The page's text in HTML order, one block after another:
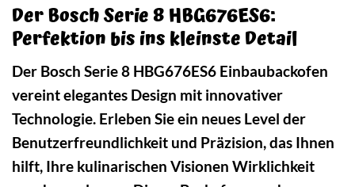
Der Bosch Serie 8 HBG676ES6:
Perfektion bis ins kleinste Detail
Der Bosch Serie 8 HBG676ES6 Einbaubackofen
vereint elegantes Design mit innovativer
Technologie. Erleben Sie ein neues Level der
Benutzerfreundlichkeit und Präzision, das Ihnen
hilft, Ihre kulinarischen Visionen Wirklichkeit